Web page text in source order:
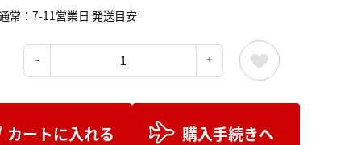
常：7-11営業日 発送目安
カートに入れる 購入手続きへ